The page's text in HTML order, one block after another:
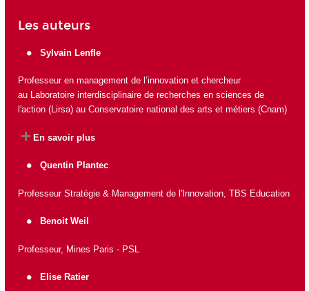
Les auteurs
Sylvain Lenfle
Professeur en management de l’innovation et chercheur
au Laboratoire interdisciplinaire de recherches en sciences de
l'action (Lirsa)au Conservatoire national des arts et métiers (Cnam)
En savoir plus
Quentin Plantec
Professeur Stratégie & Management de l'Innovation, TBS Education
Benoit Weil
Professeur, Mines Paris - PSL
Elise Ratier